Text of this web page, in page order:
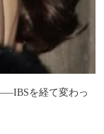
を経て変わっ